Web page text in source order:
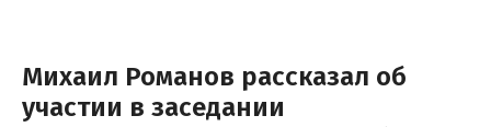
Михаил Романов рассказал об
участии в заседании